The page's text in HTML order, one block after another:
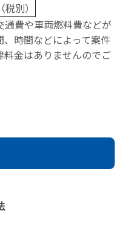
別）
費や車両燃料費などが
時間などによって案件
料金はありませんのでご